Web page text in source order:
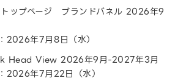
ップページ ブランドパネル 2026年9
2026年7月8日（水）
Head View 2026年9月-2027年3月
2026年7月22日（水）